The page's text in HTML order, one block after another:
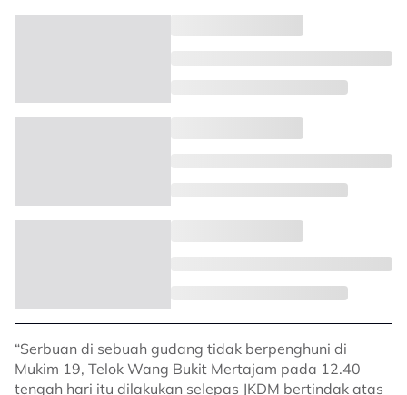
“Serbuan di sebuah gudang tidak berpenghuni di
Mukim 19, Telok Wang Bukit Mertajam pada 12.40
tengah hari itu dilakukan selepas JKDM bertindak atas